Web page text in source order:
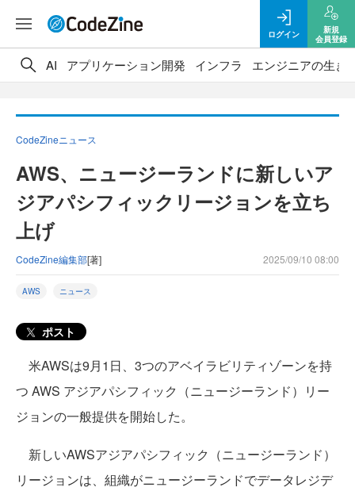
ログイン
新規
会員登録
AI アプリケーション開発 インフラ エンジニアの生き
CodeZineニュース
AWS、ニュージーランドに新しいア
ジアパシフィックリージョンを立ち
上げ
CodeZine編集部[著] 2025/09/10 08:00
AWS ニュース
ポスト
米AWSは9月1日、3つのアベイラビリティゾーンを持
つ AWS アジアパシフィック（ニュージーランド）リー
ジョンの一般提供を開始した。
新しいAWSアジアパシフィック（ニュージーランド）
リージョンは、組織がニュージーランドでデータレジデ